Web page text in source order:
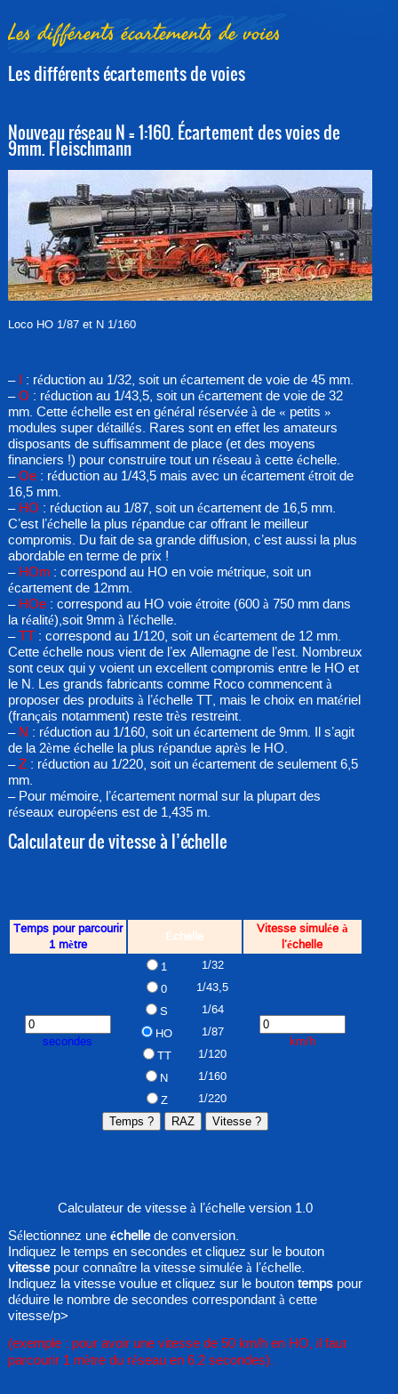
Les différents écartements de voies
Les différents écartements de voies
Nouveau réseau N = 1:160. Écartement des voies de
9mm. Fleischmann
Loco HO 1/87 et N 1/160
–
: réduction au 1/32, soit un écartement de voie de 45 mm.
–O : réduction au 1/43,5, soit un écartement de voie de 32
mm. Cette échelle est en général réservée à de « petits »
modules super détaillés. Rares sont en effet les amateurs
disposants de suffisamment de place (et des moyens
financiers !) pour construire tout un réseau à cette échelle.
–Oe: réduction au 1/43,5 mais avec un écartement étroit de
16,5 mm.
– HO : réduction au 1/87, soit un écartement de 16,5 mm.
C’est l’échelle la plus répandue car offrant le meilleur
compromis. Du fait de sa grande diffusion, c’est aussi la plus
abordable en terme de prix !
– HOm: correspond au HO en voie métrique, soit un
écartement de 12mm.
– HOe: correspond au HO voie étroite (600 à 750 mm dans
la réalité),soit 9mm à l’échelle.
–TT: correspond au 1/120, soit un écartement de 12 mm.
Cette échelle nous vient de l’ex Allemagne de l’est. Nombreux
sont ceux qui y voient un excellent compromis entre le HO et
le N. Les grands fabricants comme Roco commencent à
proposer des produits à l’échelle TT, mais le choix en matériel
(français notamment) reste très restreint.
– N : réduction au 1/160, soit un écartement de 9mm. Il s’agit
de la 2ème échelle la plus répandue après le HO.
–Z: réduction au 1/220, soit un écartement de seulement 6,5
mm.
– Pour mémoire, l’écartement normal sur la plupart des
réseaux européens est de 1,435 m.
Calculateur de vitesse à l’échelle
Temps pour parcourir
1 mètre
Échelle
Vitesse simulée à
l’échelle
secondes
1 1/32
km/h
0
1/43,5
S
1/64
HO
1/87
TT
1/120
N
1/160
Z
1/220
Calculateur de vitesse à l’échelle version 1.0
Sélectionnez une échellede conversion.
Indiquez le temps en secondes et cliquez sur le bouton
vitessepour connaître la vitesse simulée à l’échelle.
Indiquez la vitesse voulue et cliquez sur le bouton tempspour
déduire le nombre de secondes correspondant à cette
vitesse/p>
(exemple : pour avoir une vitesse de 50 km/h en HO, il faut
parcourir 1 mètre du réseau en 6.2 secondes).